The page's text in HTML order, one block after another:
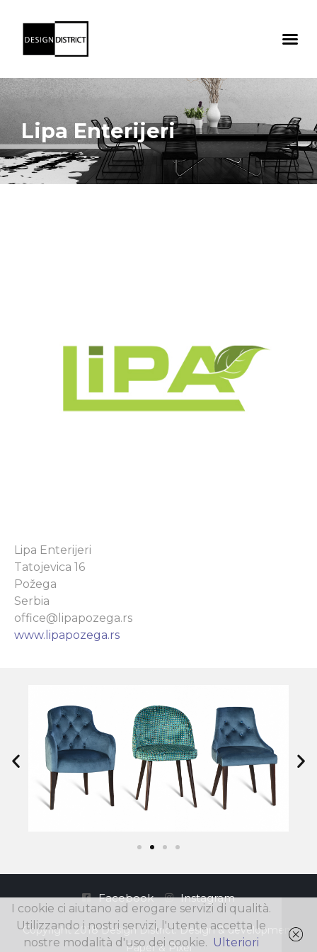
Lipa Enterijeri
Lipa Enterijeri
Tatojevica 16
Požega
Serbia
office@lipapozega.rs
www.lipapozega.rs
Facebook Instagram
Copyright 2018 Design District. Design & development
Paper & Pixel
I cookie ci aiutano ad erogare servizi di qualità.
Utilizzando i nostri servizi, l'utente accetta le
nostre modalità d'uso dei cookie. Ulteriori